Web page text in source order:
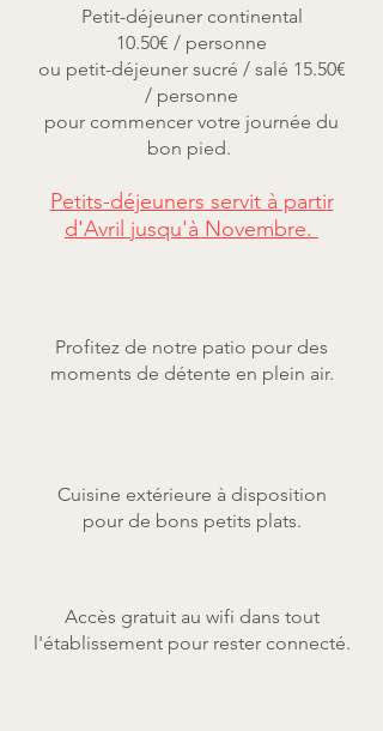
Petit-déjeuner continental
10.50€ / personne
ou petit-déjeuner sucré / salé 15.50€
/ personne
pour commencer votre journée du
bon pied.
Petits-déjeuners servit à partir
d'Avril jusqu'à Novembre.
Profitez de notre patio pour des
moments de détente en plein air.
Cuisine extérieure à disposition
pour de bons petits plats.
Accès gratuit au wifi dans tout
l'établissement pour rester connecté.